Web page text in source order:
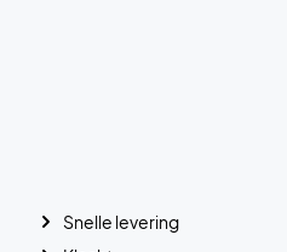
Snelle levering